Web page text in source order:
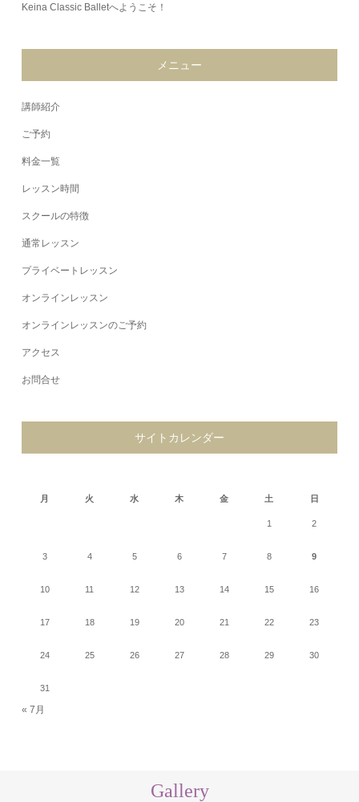
Keina Classic Balletへようこそ！
メニュー
講師紹介
ご予約
料金一覧
レッスン時間
スクールの特徴
通常レッスン
プライベートレッスン
オンラインレッスン
オンラインレッスンのご予約
アクセス
お問合せ
サイトカレンダー
月
火 水 木 金 土 日
1 2
3 4 5 6 7 8 9
10 11 12 13 14 15 16
17 18 19 20 21 22 23
24 25 26 27 28 29 30
31
« 7月
Gallery